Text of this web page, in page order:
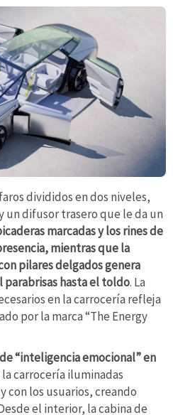
divididos en dos niveles,
un difusor trasero que le da un
marcadas y los rines de
mientras que la
pilares delgados genera
hasta el toldo. La
en la carrocería refleja
por la marca “The Energy
“inteligencia emocional” en
carrocería iluminadas
con los usuarios, creando
el interior, la cabina de